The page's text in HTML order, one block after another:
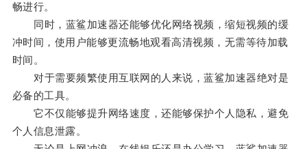
畅进行。
同时，蓝鲨加速器还能够优化网络视频，缩短视频的缓
冲时间，使用户能够更流畅地观看高清视频，无需等待加载
时间。
对于需要频繁使用互联网的人来说，蓝鲨加速器绝对是
必备的工具。
它不仅能够提升网络速度，还能够保护个人隐私，避免
个人信息泄露。